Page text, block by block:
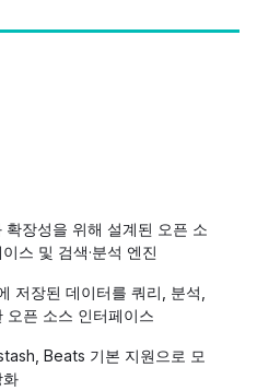
확장성을 위해 설계된 오픈 소
스 및 검색·분석 엔진
저장된 데이터를 쿼리, 분석,
오픈 소스 인터페이스
Beats 기본 지원으로 모
화